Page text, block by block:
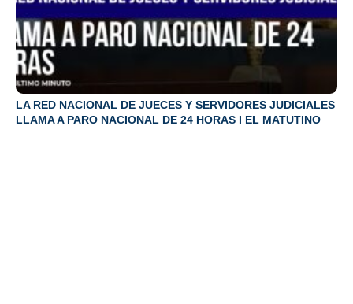
LA RED NACIONAL DE JUECES Y SERVIDORES JUDICIALES
LLAMA A PARO NACIONAL DE 24 HORAS I EL MATUTINO